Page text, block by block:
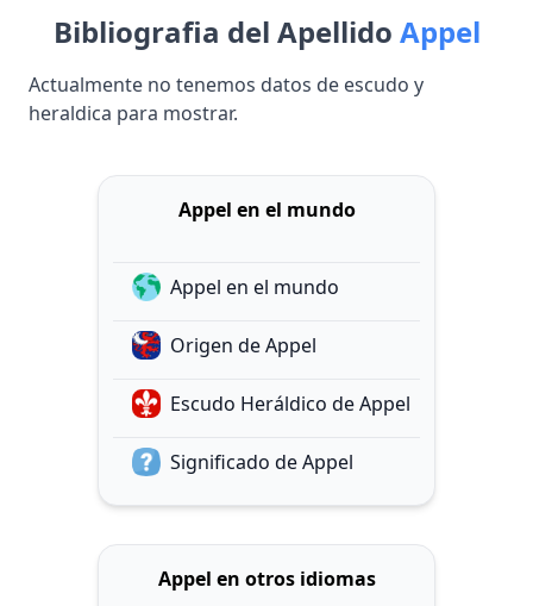
Bibliografia del Apellido Appel
Actualmente no tenemos datos de escudo y
heraldica para mostrar.
Appel en el mundo
Appel en el mundo
Origen de Appel
Escudo Heráldico de Appel
Significado de Appel
Appel en otros idiomas